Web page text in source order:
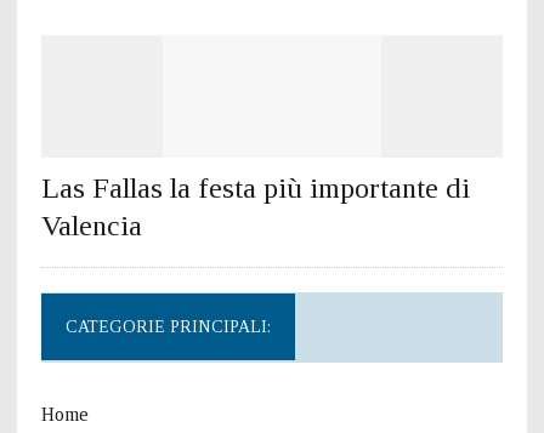
Las Fallas la festa più importante di
Valencia
CATEGORIE PRINCIPALI:
Home